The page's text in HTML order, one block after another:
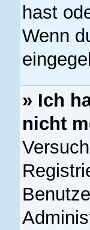
hast
Wenn
» Ich
nicht